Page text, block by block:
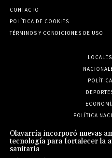
CONTACTO
POLÍTICA DE COOKIES
TÉRMINOS Y CONDICIONES DE USO
LOCALES
POLÍTICA
POLÍTICA
Olavarría incorporó nuevas
tecnología para fortalecer la
sanitaria